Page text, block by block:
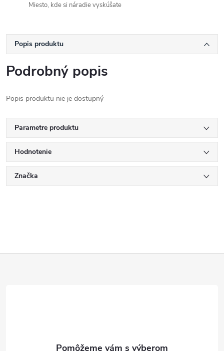
Miesto, kde si náradie vyskúšate
Popis produktu
Podrobný popis
Popis produktu nie je dostupný
Parametre produktu
Hodnotenie
Značka